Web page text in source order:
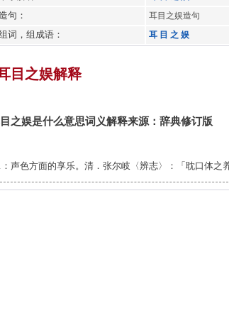
句： 耳目之娱造句
词，组成语： 耳 目 之 娱
目之娱解释
之娱是什么意思词义解释来源：辞典修订版
声色方面的享乐。清．张尔岐〈辨志〉：「耽口体之